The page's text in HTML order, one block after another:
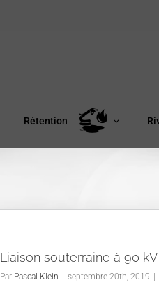
Rétention
Liaison souterraine à 90
Par Pascal Klein septembre 20th, 2019